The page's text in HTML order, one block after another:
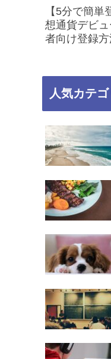
【5分で簡
想通貨デビ
者向け登録
人気カテ